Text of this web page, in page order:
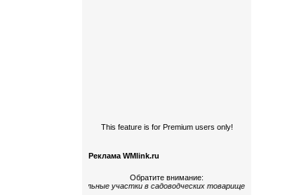
This feature is for Premium users only!
Реклама WMlink.ru
Обратите внимание:
дома и земельные участкив садоводческих товариществах